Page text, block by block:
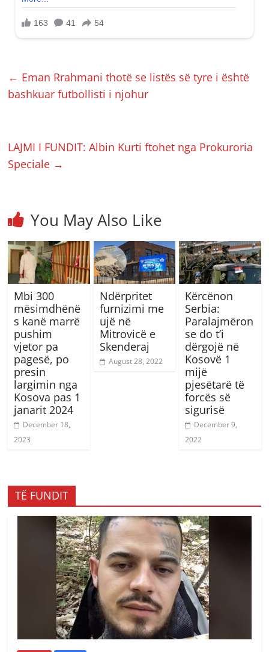
← Eman Rrahmani thotë se listës së tyre i është
bashkuar futbollisti i njohur
LAJMI I FUNDIT: Albin Kurti ftohet nga Prokuroria
Speciale →
You May Also Like
Mbi 300
mësimdhënë
s kanë marrë
pushim
vjetor pa
pagesë, po
presin
largimin nga
Kosova pas 1
janarit 2024
December 18,
2023
Ndërpritet
furnizimi me
ujë në
Mitrovicë e
Skenderaj
August 28, 2022
Kërcënon
Serbia:
Paralajmëron
se do t’i
dërgojë në
Kosovë 1
mijë
pjesëtarë të
forcës së
sigurisë
December 9,
2022
TË FUNDIT